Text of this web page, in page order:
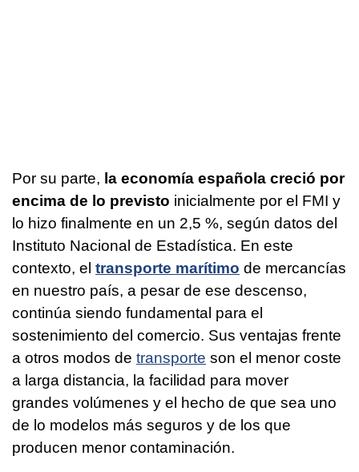
Por su parte, la economía española creció por
encima de lo previsto inicialmente por el FMI y
lo hizo finalmente en un 2,5 %, según datos del
Instituto Nacional de Estadística. En este
contexto, el transporte marítimo de mercancías
en nuestro país, a pesar de ese descenso,
continúa siendo fundamental para el
sostenimiento del comercio. Sus ventajas frente
a otros modos de transporte son el menor coste
a larga distancia, la facilidad para mover
grandes volúmenes y el hecho de que sea uno
de lo modelos más seguros y de los que
producen menor contaminación.